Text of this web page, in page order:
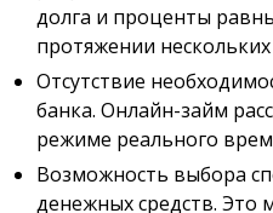
долга и проценты
протяжении
Отсутствие
банка. Онлайн-займ
режиме реального
Возможность выбора
денежных средств. Это